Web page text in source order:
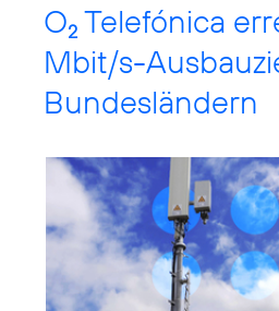
O2 Telefónica
Mbit/s-
Bundesländern